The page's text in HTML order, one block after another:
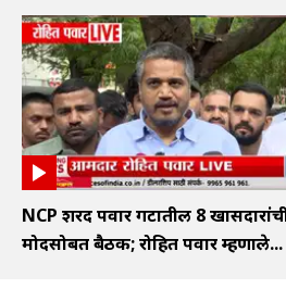
NCP शरद पवार गटातील 8
मोदींसोबत बैठक; रोहित पवार म्हणाले...